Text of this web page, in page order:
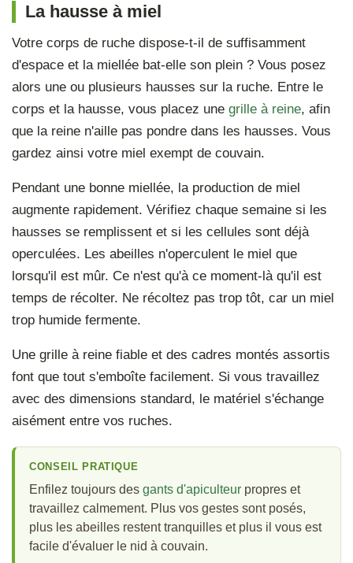
La hausse à miel
Votre corps de ruche dispose-t-il de suffisamment
d'espace et la miellée bat-elle son plein ? Vous posez
alors une ou plusieurs hausses sur la ruche. Entre le
corps et la hausse, vous placez une grille à reine, afin
que la reine n'aille pas pondre dans les hausses. Vous
gardez ainsi votre miel exempt de couvain.
Pendant une bonne miellée, la production de miel
augmente rapidement. Vérifiez chaque semaine si les
hausses se remplissent et si les cellules sont déjà
operculées. Les abeilles n'operculent le miel que
lorsqu'il est mûr. Ce n'est qu'à ce moment-là qu'il est
temps de récolter. Ne récoltez pas trop tôt, car un miel
trop humide fermente.
Une grille à reine fiable et des cadres montés assortis
font que tout s'emboîte facilement. Si vous travaillez
avec des dimensions standard, le matériel s'échange
aisément entre vos ruches.
CONSEIL PRATIQUE
Enfilez toujours des gants d'apiculteur propres et
travaillez calmement. Plus vos gestes sont posés,
plus les abeilles restent tranquilles et plus il vous est
facile d'évaluer le nid à couvain.